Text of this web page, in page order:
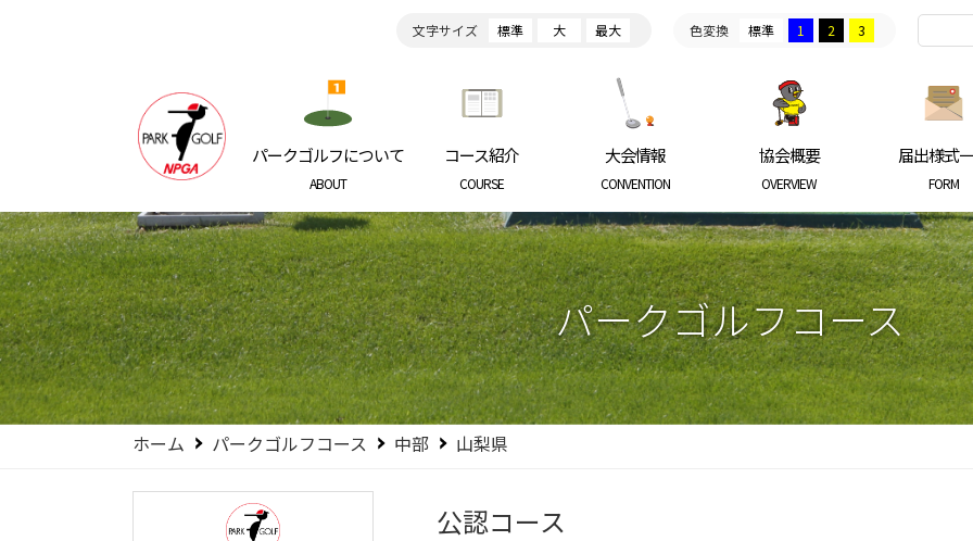
文字サイズ 標準 大 最大 色変換 標準 1 2 3
日本パークゴルフ協会 NIPPON PARKGOLF ASSOCIATION
パークゴルフについて
ABOUT
コース紹介
COURSE
大会情報
CONVENTION
協会概要
OVERVIEW
届出様式
FORM
パークゴルフコース
ホーム パークゴルフコース 中部 山梨県
公認コース